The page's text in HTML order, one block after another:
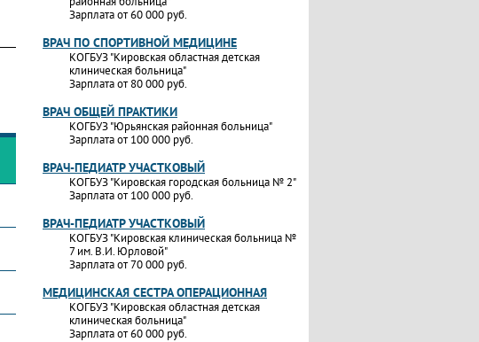
Зарплата от 60 000 руб.
ВРАЧ ПО СПОРТИВНОЙ МЕДИЦИНЕ
КОГБУЗ "Кировская областная детская
клиническая больница"
Зарплата от 80 000 руб.
ВРАЧ ОБЩЕЙ ПРАКТИКИ
КОГБУЗ "Юрьянская районная больница"
Зарплата от 100 000 руб.
ВРАЧ-ПЕДИАТР УЧАСТКОВЫЙ
КОГБУЗ "Кировская городская больница № 2"
Зарплата от 100 000 руб.
ВРАЧ-ПЕДИАТР УЧАСТКОВЫЙ
КОГБУЗ "Кировская клиническая больница №
7 им. В.И. Юрловой"
Зарплата от 70 000 руб.
МЕДИЦИНСКАЯ СЕСТРА ОПЕРАЦИОННАЯ
КОГБУЗ "Кировская областная детская
клиническая больница"
Зарплата от 60 000 руб.